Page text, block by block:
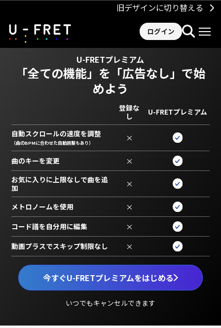
旧デザインに切り替える
ログイン
U-FRETプレミアム
「全ての機能」を 「広告なし」で始
めよう
今すぐU-FRETプレミアムをはじめる
いつでもキャンセルできます
登録な
し
U-FRETプレミアム
自動スクロールの速度を調整
（曲のBPMに合わせた自動調整もあり） ×
曲のキーを変更 ×
お気に入りに上限なしで曲を追
加
×
メトロノームを使用 ×
コード譜を自分用に編集 ×
動画プラスでスキップ制限なし ×